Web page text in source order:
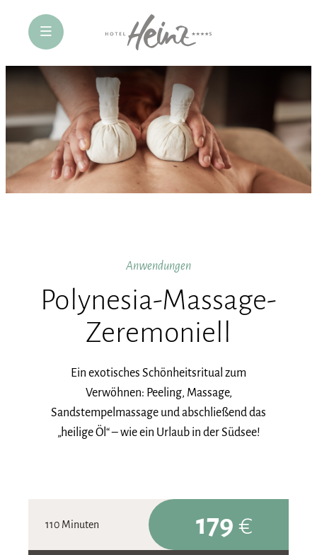
öffne Navigation
Anwendungen
Polynesia-Massage-
Zeremoniell
Ein exotisches Schönheitsritual zum
Verwöhnen: Peeling, Massage,
Sandstempelmassage und abschließend das
„heilige Öl“ – wie ein Urlaub in der Südsee!
110 Minuten 179 €